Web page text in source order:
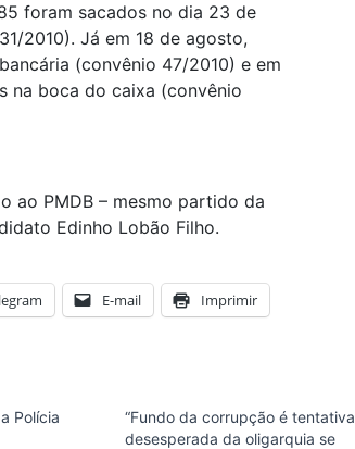
foram sacados no dia 23 de
2010). Já em 18 de agosto,
(convênio 47/2010) e em
na boca do caixa (convênio
ao PMDB – mesmo partido da
Edinho Lobão Filho.
E-mail Imprimir
Polícia
“Fundo da corrupção é tentativa
desesperada da oligarquia se